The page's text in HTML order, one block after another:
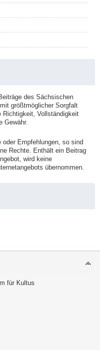
des Sächsischen
größtmöglicher Sorgfalt
Richtigkeit, Vollständigkeit
Gewähr.
Empfehlungen, so sind
Rechte. Enthält ein Beitrag
wird keine
übernommen.
für Kultus